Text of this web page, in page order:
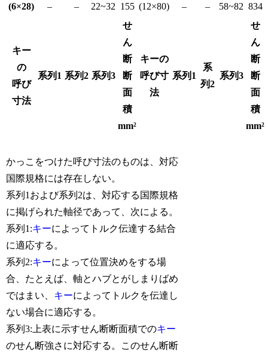
(6×28)
– – 22~32 155 (12×80) – – 58~82 834
キー
の
呼び
寸法
系列1 系列2 系列3
せ
ん
断
断
面
積
mm²
キーの
呼び寸
法
系列1
系
列2
系列3
せ
ん
断
断
面
積
mm²
かっこをつけた呼び寸法のものは、対応
国際規格には存在しない。
系列1および系列2は、対応する国際規格
に掲げられた軸径であって、次による。
系列1:キーによってトルク伝達する結合
に適応する。
系列2:キーによって位置決めをする場
合、たとえば、軸とハブとがしまりばめ
ではまい、 キーによってトルクを伝達し
ない場合に適応する。
系列3:上表に示すせん断断面積でのキー
のせん断強さに対応する。このせん断断